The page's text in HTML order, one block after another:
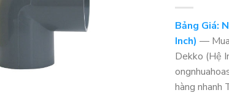
Bảng Giá:
Inch) —
Dekko (Hệ
hàng